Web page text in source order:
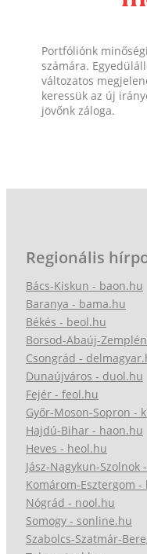
Portfóliónk
számára.
változatos
keressük az új
jövőnk záloga.
Regionális
Bács-Kiskun - baon.hu
Baranya - bama.hu
Békés - beol.hu
Borsod-Abaúj-
Csongrád -
Dunaújváros - duol.hu
Fejér - feol.hu
Győr-Moson-Sopron -
Hajdú-Bihar - haon.hu
Heves - heol.hu
Jász-Nagykun-Szolnok
Komárom-Esztergom -
Nógrád - nool.hu
Somogy - sonline.hu
Szabolcs-Szatmár-